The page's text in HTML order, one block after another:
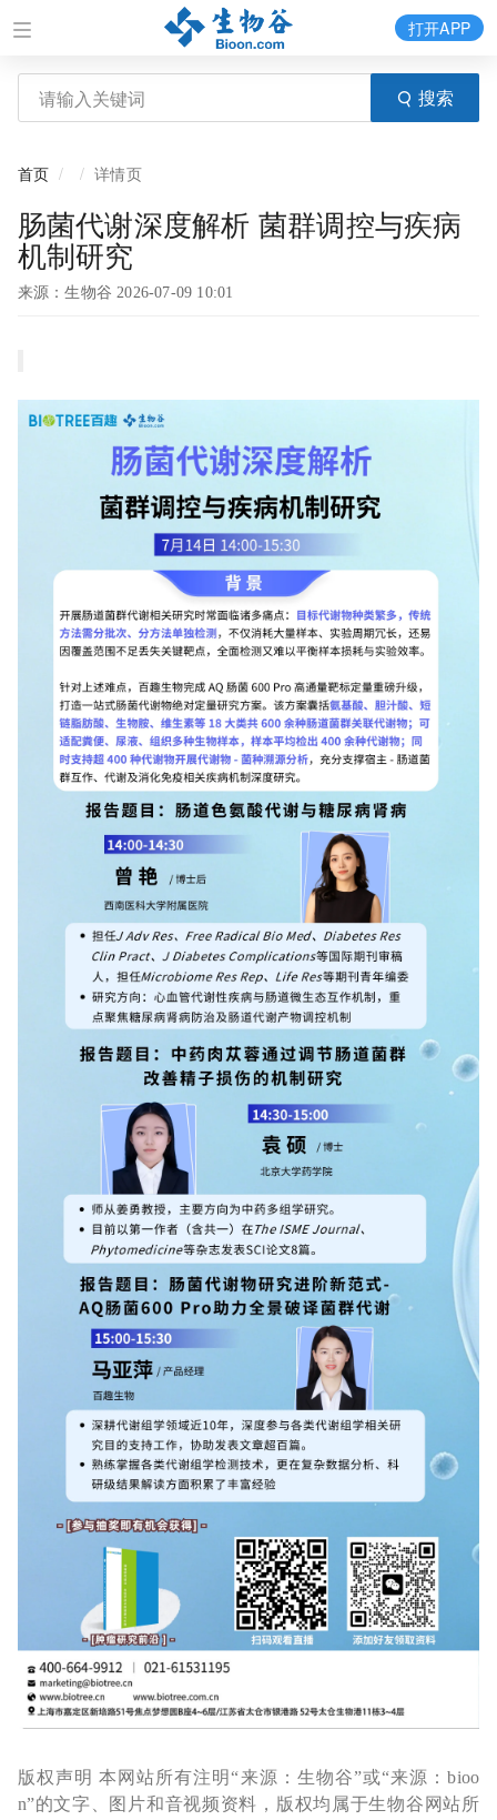
搜索
打开APP
首页 详情页
肠菌代谢深度解析 菌群调控与疾病
机制研究
来源：生物谷 2026-07-09 10:01
版权声明 本网站所有注明“来源：生物谷”或“来源：bioo
n”的文字、图片和音视频资料，版权均属于生物谷网站所